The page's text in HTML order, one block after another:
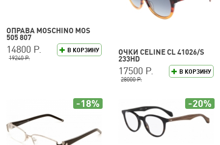
ОПРАВА MOSCHINO MOS
505 807
В КОРЗИНУ
14800 Р.
19240 Р.
ОЧКИ CELINE CL 41026/S
233HD
В КОРЗИНУ
17500 Р.
28000 Р.
-18% -20%